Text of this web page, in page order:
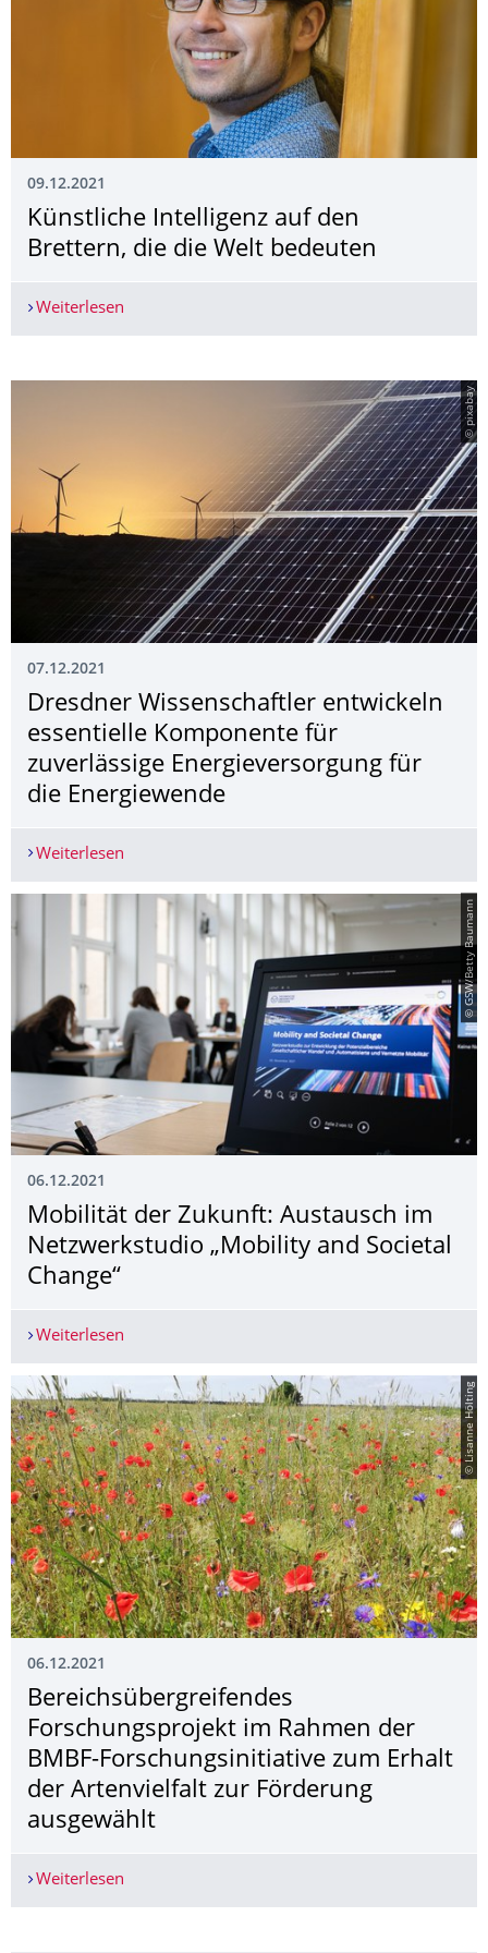
09.12.2021
Künstliche Intelligenz auf den
Brettern, die die Welt bedeuten
Weiterlesen
© pixabay
07.12.2021
Dresdner Wissenschaftler entwickeln
essentielle Komponente für
zuverlässige Energieversorgung für
die Energiewende
Weiterlesen
© GSW/Betty Baumann
06.12.2021
Mobilität der Zukunft: Austausch im
Netzwerkstudio „Mobility and Societal
Change“
Weiterlesen
© Lisanne Hölting
06.12.2021
Bereichsübergrei­fendes
Forschungsprojekt im Rahmen der
BMBF-Forschungsinitia­tive zum Erhalt
der Artenvielfalt zur Förderung
ausgewählt
Weiterlesen